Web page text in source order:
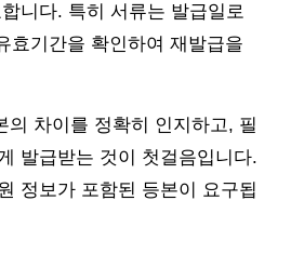
니다. 특히 서류는 발급일로
효기간을 확인하여 재발급을
의 차이를 정확히 인지하고, 필
발급받는 것이 첫걸음입니다.
정보가 포함된 등본이 요구됩